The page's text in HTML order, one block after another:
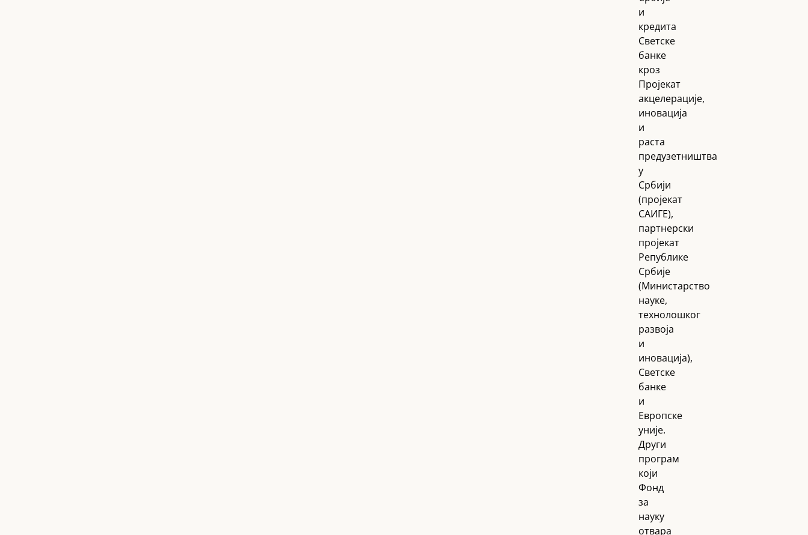
и
кредита
Светске
банке
кроз
Пројекат
акцелерације,
иновација
и
раста
предузетништва
у
Србији
(пројекат
САИГЕ),
партнерски
пројекат
Републике
Србије
(Министарство
науке,
технолошког
развоја
и
иновација),
Светске
банке
и
Европске
уније.
Други
програм
који
Фонд
за
науку
отвара